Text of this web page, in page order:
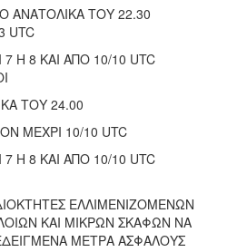
ΑΝΑΤΟΛΙΚΑ ΤΟΥ 22.30
UTC
Η 8 ΚΑΙ ΑΠΟ 10/10 UTC
ΤΟΥ 24.00
ΜΕΧΡΙ 10/10 UTC
Η 8 ΚΑΙ ΑΠΟ 10/10 UTC
ΕΛΛΙΜΕΝΙΖΟΜΕΝΩΝ
ΚΑΙ ΜΙΚΡΩΝ ΣΚΑΦΩΝ ΝΑ
ΜΕΤΡΑ ΑΣΦΑΛΟΥΣ